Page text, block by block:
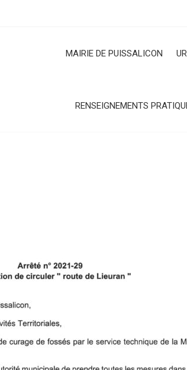
MAIRIE DE PUISSALICON
RENSEIGNEMENTS